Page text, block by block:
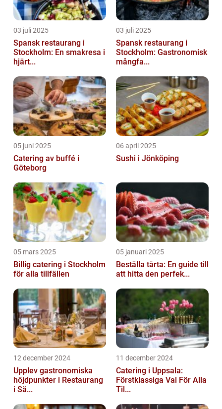
03 juli 2025
Spansk restaurang i
Stockholm: En smakresa i
hjärt...
03 juli 2025
Spansk restaurang i
Stockholm: Gastronomisk
mångfa...
05 juni 2025
Catering av buffé i
Göteborg
06 april 2025
Sushi i Jönköping
05 mars 2025
Billig catering i Stockholm
för alla tillfällen
05 januari 2025
Beställa tårta: En guide till
att hitta den perfek...
12 december 2024
Upplev gastronomiska
höjdpunkter i Restaurang
i Sä...
11 december 2024
Catering i Uppsala:
Förstklassiga Val För Alla
Til...